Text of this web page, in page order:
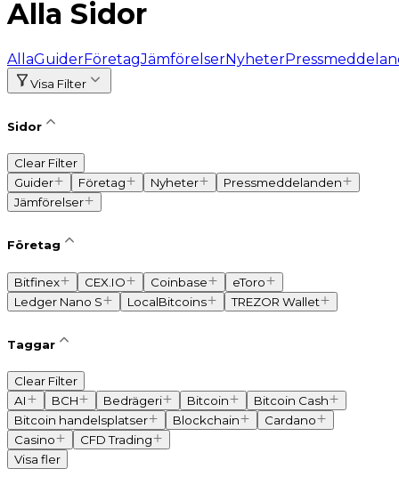
Alla Sidor
AllaGuiderFöretagJämförelserNyheter
Visa Filter
Sidor
Clear Filter
Guider
Företag Nyheter
Pressmeddelanden
Jämförelser
Företag
Bitfinex CEX.IO Coinbase
eToro
Ledger Nano S
LocalBitcoins TREZOR Wallet
Taggar
Clear Filter
AI
BCH Bedrägeri Bitcoin
Bitcoin Cash
Bitcoin handelsplatser
Blockchain
Cardano
Casino
CFD Trading
Visa fler